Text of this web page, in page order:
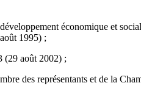
économique et
1995) ;
(29 août 2002) ;
des représentants et de la